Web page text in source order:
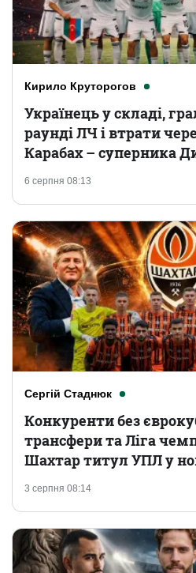
Кирило Круторогов
6 серпня 08:13
Українець у складі,
раунді ЛЧ і втрати
Карабах – суперника
Сергій Стаднюк
3 серпня 08:14
Конкуренти без
трансфери та Ліга
Шахтар титул УПЛ у